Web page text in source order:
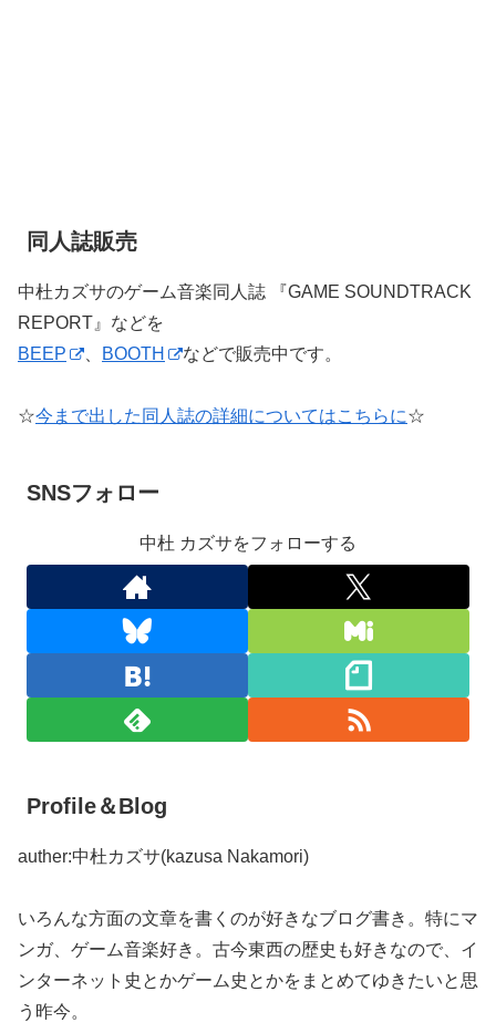
同人誌販売
中杜カズサのゲーム音楽同人誌 『GAME SOUNDTRACK
REPORT』などを
BEEP
BOOTH などで販売中です。
☆今まで出した同人誌の詳細についてはこちらに☆
SNSフォロー
中杜 カズサをフォローする
Profile＆Blog
auther:中杜カズサ(kazusa Nakamori)
いろんな方面の文章を書くのが好きなブログ書き。特にマ
ンガ、ゲーム音楽好き。古今東西の歴史も好きなので、イ
ンターネット史とかゲーム史とかをまとめてゆきたいと思
う昨今。